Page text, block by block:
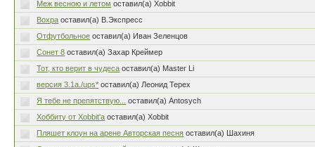
Меж весною и летом оставил(а) Xobbit
Вохра оставил(а) В.Экспресс
Отфутбольное оставил(а) Иван Зеленцов
Cонет 8 оставил(а) Захар Креймер
Тот, кто верит в чудеса оставил(а) Master Li
версия 3.1a./ups* оставил(а) Леонид Терех
Я тебе не препятствую...
оставил(а) Antosych
Хоббиту от Xobbit'а оставил(а) Xobbit
Пляшет клоун на арене Авторская песня оставил(а) Шахиня